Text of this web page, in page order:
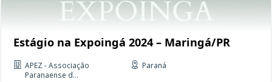
Estágio na Expoingá 2024 – Maringá/PR
APEZ - Associação
Paranaense d...
Paraná